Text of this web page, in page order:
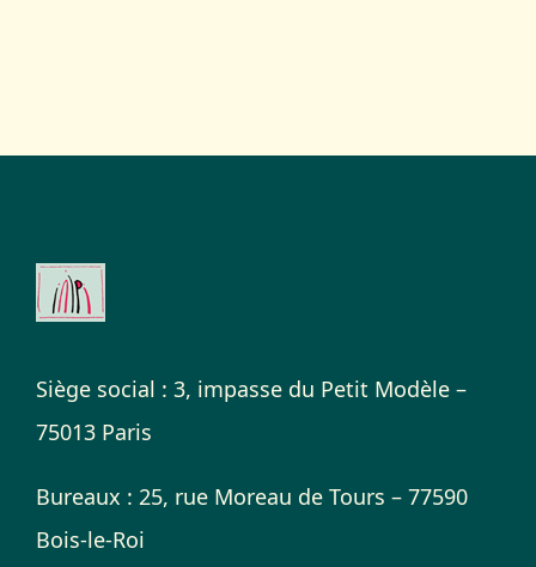
Siège social : 3, impasse du Petit Modèle –
75013 Paris
Bureaux : 25, rue Moreau de Tours – 77590
Bois-le-Roi